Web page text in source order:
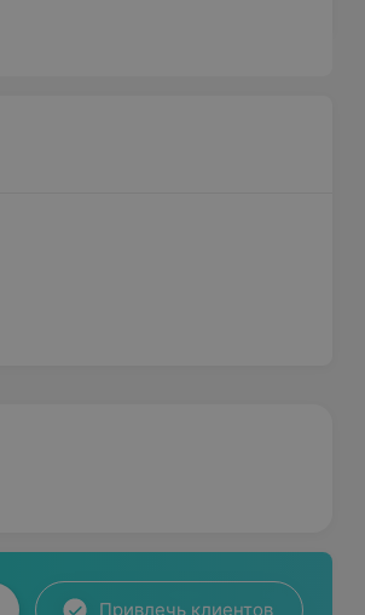
Привлечь клиентов